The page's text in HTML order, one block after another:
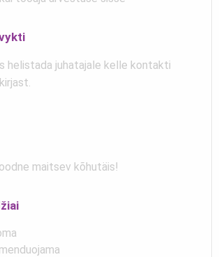
helistada juhatajale kelle kontakti
maitsev kõhutäis!